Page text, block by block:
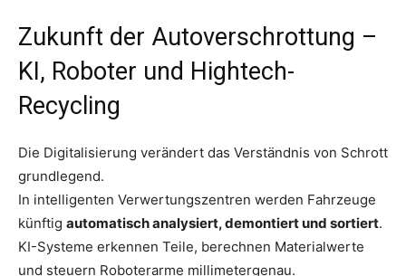
Zukunft der Autoverschrottung –
KI, Roboter und Hightech-
Recycling
Die Digitalisierung verändert das Verständnis von Schrott
grundlegend.
In intelligenten Verwertungszentren werden Fahrzeuge
künftig automatisch analysiert, demontiert und sortiert.
KI-Systeme erkennen Teile, berechnen Materialwerte
und steuern Roboterarme millimetergenau.